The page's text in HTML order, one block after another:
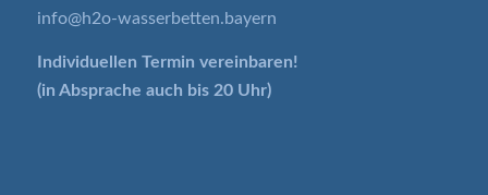
info@h2o-wasserbetten.bayern
Individuellen Termin vereinbaren!
(in Absprache auch bis 20 Uhr)